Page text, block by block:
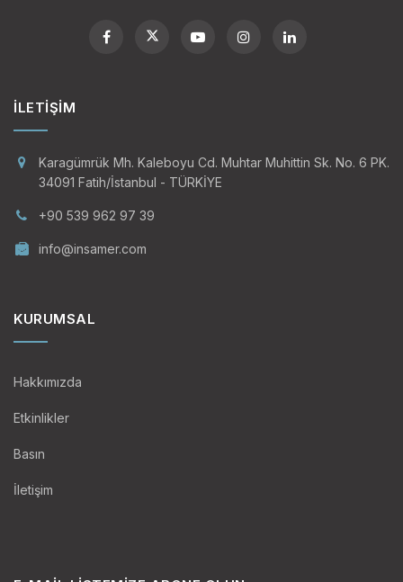
İLETIŞIM
Karagümrük Mh. Kaleboyu Cd. Muhtar Muhittin Sk. No. 6 PK.
34091 Fatih/İstanbul - TÜRKİYE
+90 539 962 97 39
info@insamer.com
KURUMSAL
Hakkımızda
Etkinlikler
Basın
İletişim